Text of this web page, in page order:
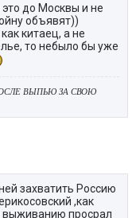
до Москвы и не
объявят))
китаец, а не
то небыло бы уже
ВЫПЬЮ ЗА СВОЮ
захватить Россию
,как
выживанию просрал